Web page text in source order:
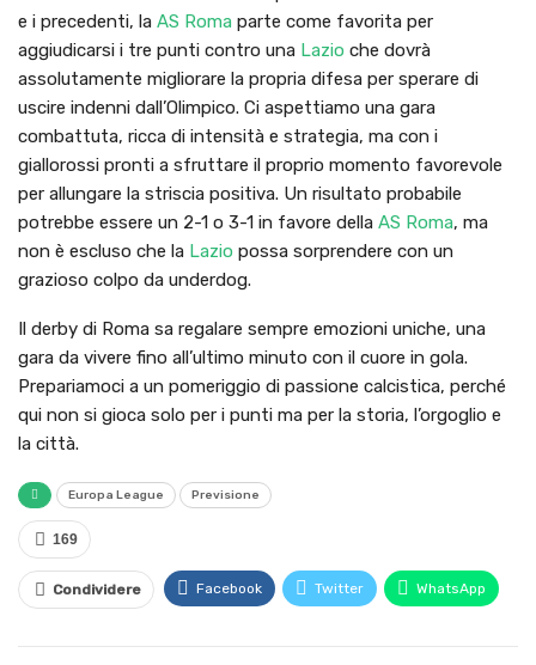
e i precedenti, la AS Roma parte come favorita per
aggiudicarsi i tre punti contro una Lazio che dovrà
assolutamente migliorare la propria difesa per sperare di
uscire indenni dall’Olimpico. Ci aspettiamo una gara
combattuta, ricca di intensità e strategia, ma con i
giallorossi pronti a sfruttare il proprio momento favorevole
per allungare la striscia positiva. Un risultato probabile
potrebbe essere un 2-1 o 3-1 in favore della AS Roma, ma
non è escluso che la Lazio possa sorprendere con un
grazioso colpo da underdog.
Il derby di Roma sa regalare sempre emozioni uniche, una
gara da vivere fino all’ultimo minuto con il cuore in gola.
Prepariamoci a un pomeriggio di passione calcistica, perché
qui non si gioca solo per i punti ma per la storia, l’orgoglio e
la città.
Europa League Previsione
169
Condividere Facebook Twitter WhatsApp